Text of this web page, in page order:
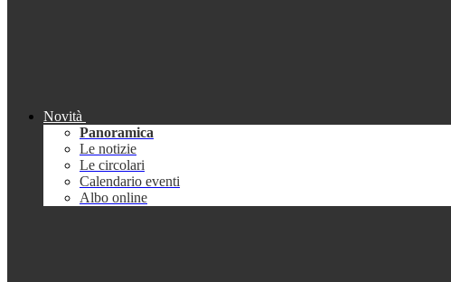
Novità
Panoramica
Le notizie
Le circolari
Calendario eventi
Albo online